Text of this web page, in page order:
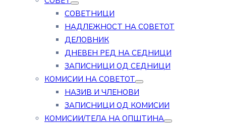
СОВЕТНИЦИ
НАДЛЕЖНОСТ НА СОВЕТОТ
ДЕЛОВНИК
ДНЕВЕН РЕД НА СЕДНИЦИ
ЗАПИСНИЦИ ОД СЕДНИЦИ
КОМИСИИ НА СОВЕТОТ
НАЗИВ И ЧЛЕНОВИ
ЗАПИСНИЦИ ОД КОМИСИИ
КОМИСИИ/ТЕЛА НА ОПШТИНА